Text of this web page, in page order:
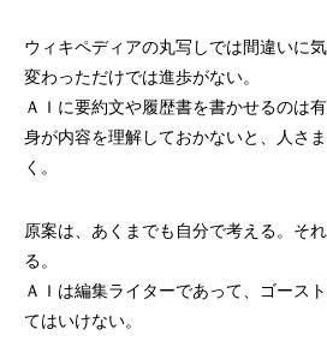
ウィキペディアの丸写しでは間違いに気
変わっただけでは進歩がない。
ＡＩに要約文や履歴書を書かせるのは
身が内容を理解しておかないと、
人さ
く。
原案は、あくまでも自分で考える。 そ
る。
ＡＩは編集ライターであって、
ゴース
てはいけない。